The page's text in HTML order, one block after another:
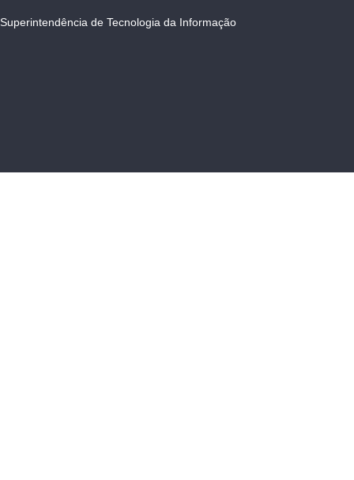
Superintendência de Tecnologia da Informação